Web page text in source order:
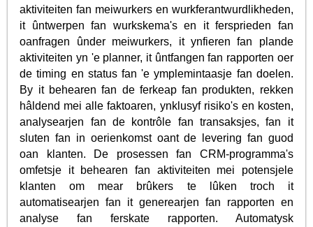
aktiviteiten fan meiwurkers en wurkferantwurdlikheden,
it ûntwerpen fan wurkskema's en it fersprieden fan
oanfragen ûnder meiwurkers, it ynfieren fan plande
aktiviteiten yn 'e planner, it ûntfangen fan rapporten oer
de timing en status fan 'e ymplemintaasje fan doelen.
By it behearen fan de ferkeap fan produkten, rekken
hâldend mei alle faktoaren, ynklusyf risiko's en kosten,
analysearjen fan de kontrôle fan transaksjes, fan it
sluten fan in oerienkomst oant de levering fan guod
oan klanten. De prosessen fan CRM-programma's
omfetsje it behearen fan aktiviteiten mei potensjele
klanten om mear brûkers te lûken troch it
automatisearjen fan it generearjen fan rapporten en
analyse fan ferskate rapporten. Automatysk